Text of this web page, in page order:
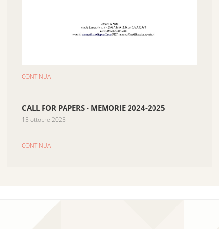
CONTINUA
CALL FOR PAPERS - MEMORIE 2024-2025
15 ottobre 2025
CONTINUA